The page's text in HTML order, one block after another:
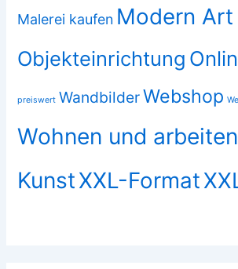
Malerei kaufen Modern Art
Objekteinrichtung
preiswert WandbilderWebshop
Wohnen und
KunstXXL-Format